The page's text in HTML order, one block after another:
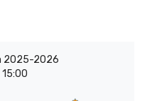
2025-2026
15:00